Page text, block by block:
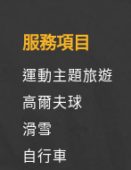
服務項目
運動主題旅遊
高爾夫球
滑雪
自行車